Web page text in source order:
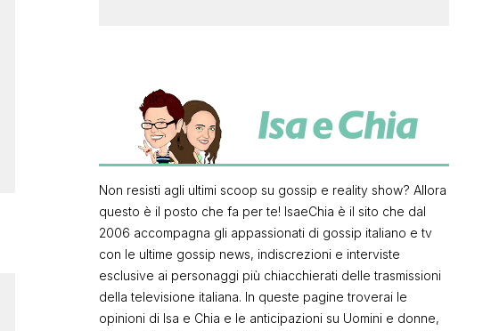
Non resisti agli ultimi scoop su gossip e reality show? Allora
questo è il posto che fa per te! IsaeChia è il sito che dal
2006 accompagna gli appassionati di gossip italiano e tv
con le ultime gossip news, indiscrezioni e interviste
esclusive ai personaggi più chiacchierati delle trasmissioni
della televisione italiana. In queste pagine troverai le
opinioni di Isa e Chia e le anticipazioni su Uomini e donne,